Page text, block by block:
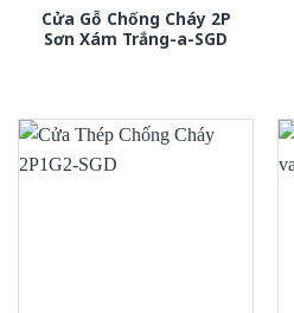
Cửa Gỗ Chống Cháy 2P
Sơn Xám Trắng-a-SGD